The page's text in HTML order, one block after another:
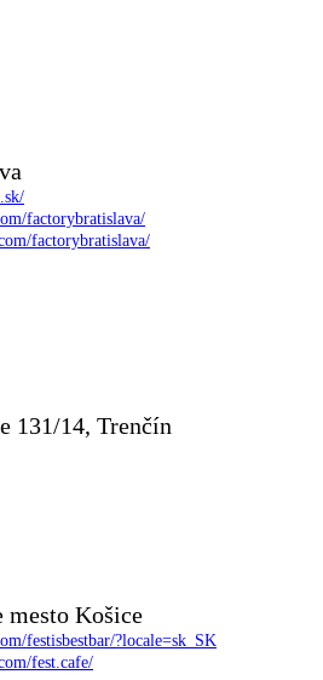
factorybratislava/
factorybratislava/
131/14, Trenčín
mesto Košice
festisbestbar/?locale=sk_SK
fest.cafe/